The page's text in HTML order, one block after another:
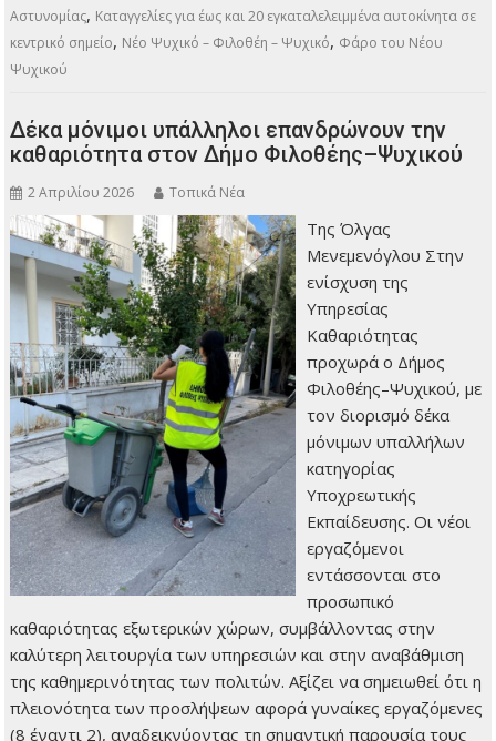
Αστυνομίας, Καταγγελίες για έως και 20 εγκαταλελειμμένα αυτοκίνητα σε
κεντρικό σημείο, Νέο Ψυχικό – Φιλοθέη – Ψυχικό, Φάρο του Νέου
Ψυχικού
Δέκα μόνιμοι υπάλληλοι επανδρώνουν την
καθαριότητα στον Δήμο Φιλοθέης–Ψυχικού
2 Απριλίου 2026 Τοπικά Νέα
Της Όλγας
Μενεμενόγλου Στην
ενίσχυση της
Υπηρεσίας
Καθαριότητας
προχωρά ο Δήμος
Φιλοθέης–Ψυχικού, με
τον διορισμό δέκα
μόνιμων υπαλλήλων
κατηγορίας
Υποχρεωτικής
Εκπαίδευσης. Οι νέοι
εργαζόμενοι
εντάσσονται στο
προσωπικό
καθαριότητας εξωτερικών χώρων, συμβάλλοντας στην
καλύτερη λειτουργία των υπηρεσιών και στην αναβάθμιση
της καθημερινότητας των πολιτών. Αξίζει να σημειωθεί ότι η
πλειονότητα των προσλήψεων αφορά γυναίκες εργαζόμενες
(8 έναντι 2), αναδεικνύοντας τη σημαντική παρουσία τους